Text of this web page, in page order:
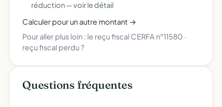
réduction —voir le détail
Calculer pour un autre montant →
Pour aller plus loin : le reçu fiscal CERFA n°11580 ·
reçu fiscal perdu ?
Questions fréquentes